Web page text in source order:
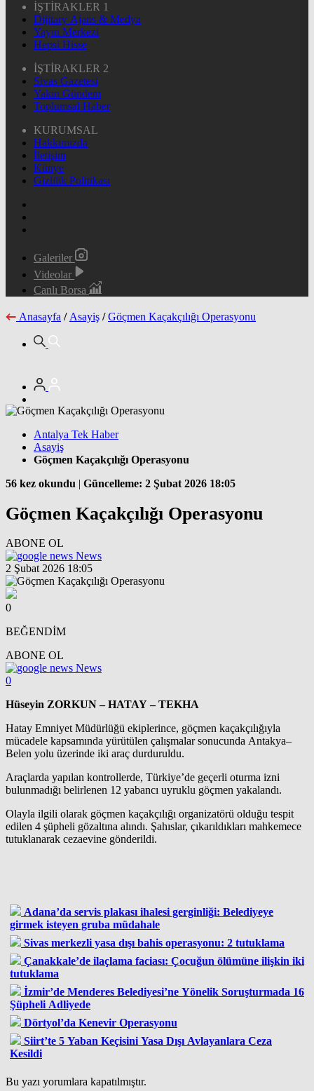
İŞTİRAKLER 1
Dijitary Ajans & Medya
Yayın Merkezi
Hepsi Hisse
İŞTİRAKLER 2
Sivas Gazetesi
Yakın Gündem
Toplumsal Haber
KURUMSAL
Hakkımızda
İletişim
Künye
Gizlilik Politikası
Galeriler
Videolar
Canlı Borsa
Anasayfa / Asayiş / Göçmen Kaçakçılığı Operasyonu
Antalya Tek Haber
Asayiş
Göçmen Kaçakçılığı Operasyonu
56 kez okundu | Güncelleme: 2 Şubat 2026 18:05
Göçmen Kaçakçılığı Operasyonu
ABONE OL
News
2 Şubat 2026 18:05
0
BEĞENDİM
ABONE OL
News
0
Hüseyin ZORKUN – HATAY – TEKHA
Hatay Emniyet Müdürlüğü ekiplerince, göçmen kaçakçılığıyla
mücadele kapsamında yürütülen çalışmalar sonucunda Antakya–
Belen yolu üzerinde iki araç durduruldu.
Araçlarda yapılan kontrollerde, Türkiye’de geçerli oturma izni
bulunmadığı belirlenen 12 yabancı uyruklu göçmen yakalandı.
Olayla ilgili olarak göçmen kaçakçılığı organizatörü olduğu tespit
edilen 4 şüpheli gözaltına alındı. Şahıslar, çıkarıldıkları mahkemece
tutuklanarak cezaevine gönderildi.
Adana’da servis plakası ihalesi gerginliği: Belediyeye
girmek isteyen gruba müdahale
Sivas merkezli yasa dışı bahis operasyonu: 2 tutuklama
Çanakkale’de ilaçlama faciası: Çocuğun ölümüne ilişkin iki
tutuklama
İzmir’de Menderes Belediyesi’ne Yönelik Soruşturmada 16
Şüpheli Adliyede
Dörtyol’da Kenevir Operasyonu
Siirt’te 5 Yaban Keçisini Yasa Dışı Avlayanlara Ceza
Kesildi
Bu yazı yorumlara kapatılmıştır.